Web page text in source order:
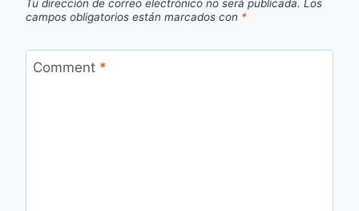
Tu dirección de correo electrónico no será publicada. Los
campos obligatorios están marcados con *
Comment *